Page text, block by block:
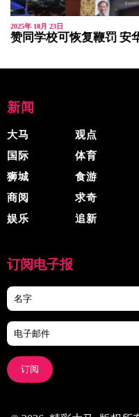
2025年 10月 23日
赞同学校可恢复鞭罚 安
新闻
大马
国际
狮城
商阅
娱乐
观点
体育
食游
求奇
追新
订阅电子报
订阅